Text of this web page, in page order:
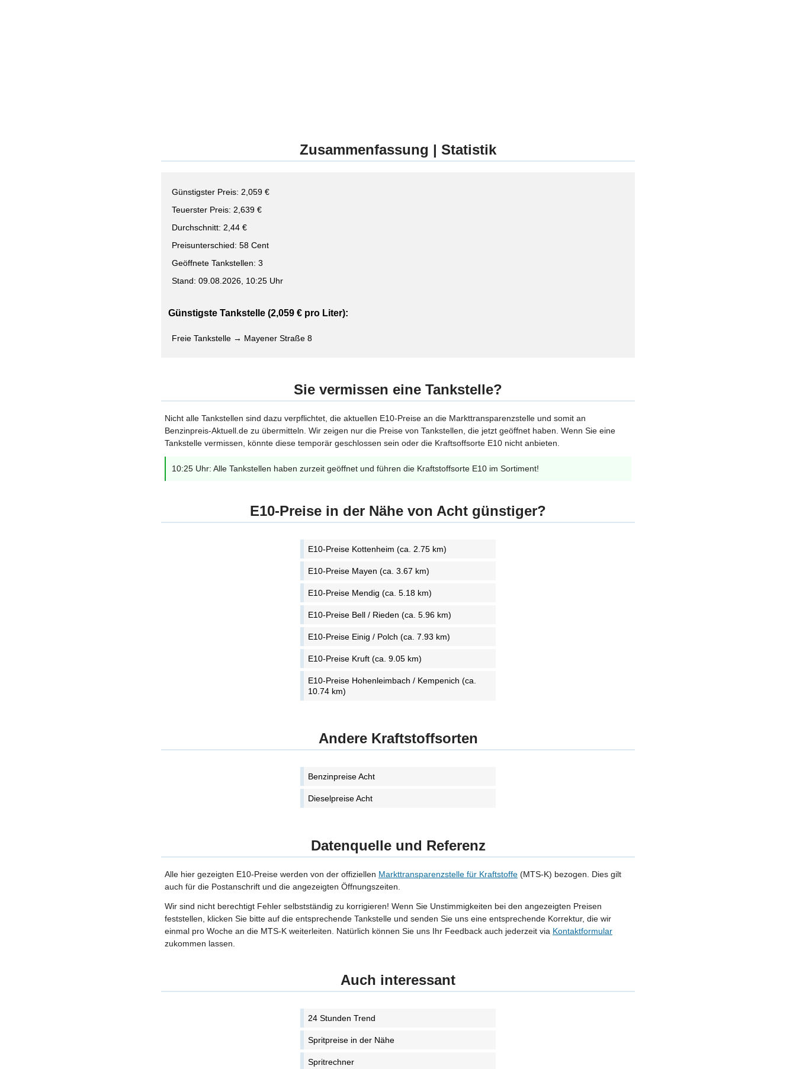
Zusammenfassung | Statistik
Günstigster Preis: 2,059 €
Teuerster Preis: 2,639 €
Durchschnitt: 2,44 €
Preisunterschied: 58 Cent
Geöffnete Tankstellen: 3
Stand: 09.08.2026, 10:25 Uhr
Günstigste Tankstelle (2,059 € pro Liter):
Freie Tankstelle → Mayener Straße 8
Sie vermissen eine Tankstelle?
Nicht alle Tankstellen sind dazu verpflichtet, die aktuellen E10-Preise an die Markttransparenzstelle und somit an
Benzinpreis-Aktuell.de zu übermitteln. Wir zeigen nur die Preise von Tankstellen, die jetzt geöffnet haben. Wenn Sie eine
Tankstelle vermissen, könnte diese temporär geschlossen sein oder die Kraftsoffsorte E10 nicht anbieten.
10:25 Uhr: Alle Tankstellen haben zurzeit geöffnet und führen die Kraftstoffsorte E10 im Sortiment!
E10-Preise in der Nähe von Acht günstiger?
E10-Preise Kottenheim (ca. 2.75 km)
E10-Preise Mayen (ca. 3.67 km)
E10-Preise Mendig (ca. 5.18 km)
E10-Preise Bell / Rieden (ca. 5.96 km)
E10-Preise Einig / Polch (ca. 7.93 km)
E10-Preise Kruft (ca. 9.05 km)
E10-Preise Hohenleimbach / Kempenich (ca.
10.74 km)
Andere Kraftstoffsorten
Benzinpreise Acht
Dieselpreise Acht
Datenquelle und Referenz
Alle hier gezeigten E10-Preise werden von der offiziellen Markttransparenzstelle für Kraftstoffe (MTS-K) bezogen. Dies gilt
auch für die Postanschrift und die angezeigten Öffnungszeiten.
Wir sind nicht berechtigt Fehler selbstständig zu korrigieren! Wenn Sie Unstimmigkeiten bei den angezeigten Preisen
feststellen, klicken Sie bitte auf die entsprechende Tankstelle und senden Sie uns eine entsprechende Korrektur, die wir
einmal pro Woche an die MTS-K weiterleiten. Natürlich können Sie uns Ihr Feedback auch jederzeit via Kontaktformular
zukommen lassen.
Auch interessant
24 Stunden Trend
Spritpreise in der Nähe
Spritrechner